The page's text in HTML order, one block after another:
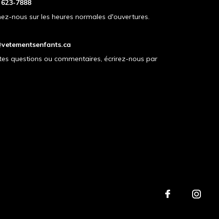
7888
nous sur les heures normales d'ouvertures.
questions ou commentaires, écrirez-nous par